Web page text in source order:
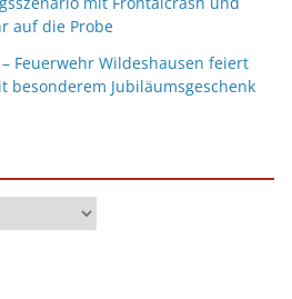
auf die Probe
Feuerwehr Wildeshausen feiert
besonderem Jubiläumsgeschenk